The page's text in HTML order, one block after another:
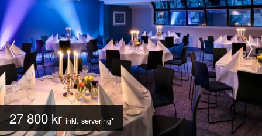
27 800 kr inkl. servering*